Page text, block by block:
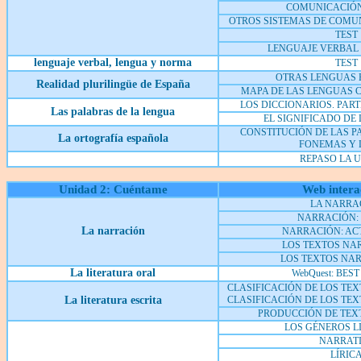
OTROS SISTEMAS DE
TEST
LENGUAJE
lenguaje verbal, lengua y norma TEST
Realidad plurilingüe de España
OTRAS LENGUAS
MAPA DE LAS LENGUAS
Las palabras de la lengua
LOS DICCIONARIOS.
EL SIGNIFICADO DE
La ortografía española
CONSTITUCIÓN DE LAS
FONEMAS Y
REPASO LA
Unidad 2: Cuéntame Web
La narración
LA
NARRACIÓN:
NARRACIÓN:
LOS TEXTOS
LOS TEXTOS
La literatura oral WebQuest:
La literatura escrita
CLASIFICACIÓN DE LOS
CLASIFICACIÓN DE LOS
PRODUCCIÓN DE
LOS GÉNEROS